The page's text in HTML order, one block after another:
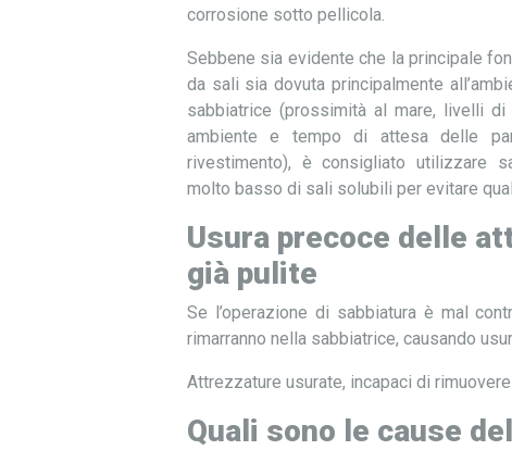
corrosione sotto pellicola.
Sebbene sia evidente che la principale
da sali sia dovuta principalmente
sabbiatrice (prossimità al mare, livelli di
ambiente e tempo di attesa delle
rivestimento), è consigliato utilizzare
molto basso di sali solubili per evitare
Usura precoce delle
già pulite
Se l’operazione di sabbiatura è mal
rimarranno nella sabbiatrice, causando
Attrezzature usurate, incapaci di
Quali sono le cause